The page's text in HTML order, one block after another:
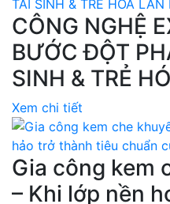
CÔNG NGHỆ
BƯỚC ĐỘT
SINH & TRẺ
Xem chi tiết
Gia công kem
– Khi lớp nền